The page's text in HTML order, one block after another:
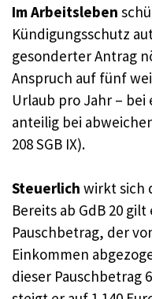
Im Arbeitsleben
Kündigungsschutz
gesonderter Antrag
Anspruch auf fünf
Urlaub pro Jahr – bei
anteilig bei
208 SGB IX).
Steuerlich wirkt sich
Bereits ab GdB 20
Pauschbetrag, der
Einkommen
dieser Pauschbetrag